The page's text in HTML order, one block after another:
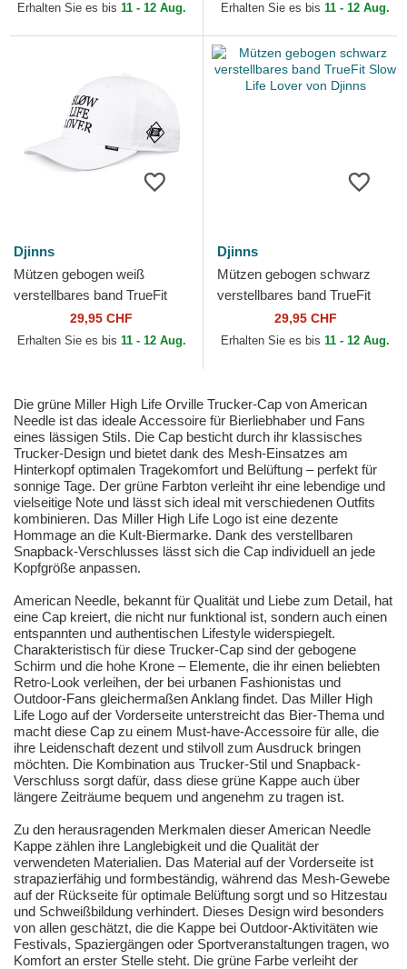
Erhalten Sie es bis 11 - 12 Aug. Erhalten Sie es bis 11 - 12 Aug.
Djinns
Mützen gebogen weiß
verstellbares band TrueFit
Slow Life Lover von Djinns
29,95 CHF
Erhalten Sie es bis 11 - 12 Aug.
Djinns
Mützen gebogen schwarz
verstellbares band TrueFit
Slow Life Lover von Djinns
29,95 CHF
Erhalten Sie es bis 11 - 12 Aug.
Die grüne Miller High Life Orville Trucker-Cap von American
Needle ist das ideale Accessoire für Bierliebhaber und Fans
eines lässigen Stils. Die Cap besticht durch ihr klassisches
Trucker-Design und bietet dank des Mesh-Einsatzes am
Hinterkopf optimalen Tragekomfort und Belüftung – perfekt für
sonnige Tage. Der grüne Farbton verleiht ihr eine lebendige und
vielseitige Note und lässt sich ideal mit verschiedenen Outfits
kombinieren. Das Miller High Life Logo ist eine dezente
Hommage an die Kult-Biermarke. Dank des verstellbaren
Snapback-Verschlusses lässt sich die Cap individuell an jede
Kopfgröße anpassen.
American Needle, bekannt für Qualität und Liebe zum Detail, hat
eine Cap kreiert, die nicht nur funktional ist, sondern auch einen
entspannten und authentischen Lifestyle widerspiegelt.
Charakteristisch für diese Trucker-Cap sind der gebogene
Schirm und die hohe Krone – Elemente, die ihr einen beliebten
Retro-Look verleihen, der bei urbanen Fashionistas und
Outdoor-Fans gleichermaßen Anklang findet. Das Miller High
Life Logo auf der Vorderseite unterstreicht das Bier-Thema und
macht diese Cap zu einem Must-have-Accessoire für alle, die
ihre Leidenschaft dezent und stilvoll zum Ausdruck bringen
möchten. Die Kombination aus Trucker-Stil und Snapback-
Verschluss sorgt dafür, dass diese grüne Kappe auch über
längere Zeiträume bequem und angenehm zu tragen ist.
Zu den herausragenden Merkmalen dieser American Needle
Kappe zählen ihre Langlebigkeit und die Qualität der
verwendeten Materialien. Das Material auf der Vorderseite ist
strapazierfähig und formbeständig, während das Mesh-Gewebe
auf der Rückseite für optimale Belüftung sorgt und so Hitzestau
und Schweißbildung verhindert. Dieses Design wird besonders
von allen geschätzt, die die Kappe bei Outdoor-Aktivitäten wie
Festivals, Spaziergängen oder Sportveranstaltungen tragen, wo
Komfort an erster Stelle steht. Die grüne Farbe verleiht der